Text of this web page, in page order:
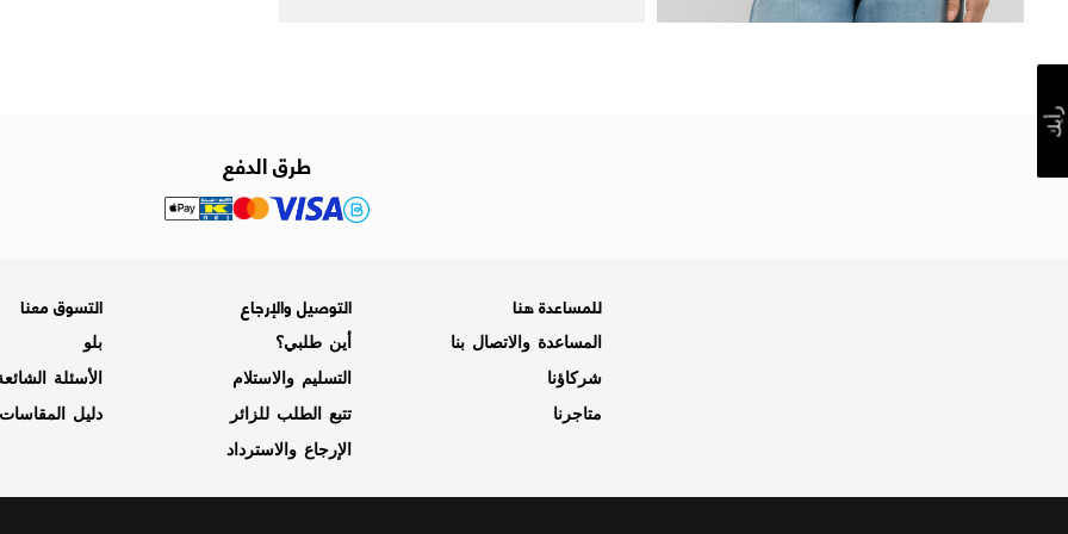
طرق الدفع
للمساعدة هنا
المساعدة والاتصال بنا
شركاؤنا
متاجرنا
التوصيل والإرجاع
أين طلبي؟
التسليم والاستلام
تتبع الطلب للزائر
الإرجاع والاسترداد
التسوق معنا
بلو
الأسئلة
دليل المقاسات
رأيك